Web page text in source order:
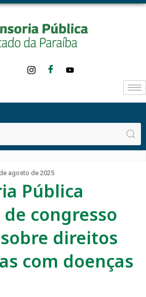
agosto de 2025
Pública
congresso
direitos
com doenças